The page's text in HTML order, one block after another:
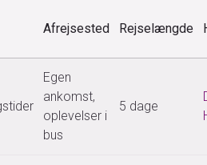
Afrejsested Rejselængde
Egen
ankomst,
oplevelser i
bus
5 dage